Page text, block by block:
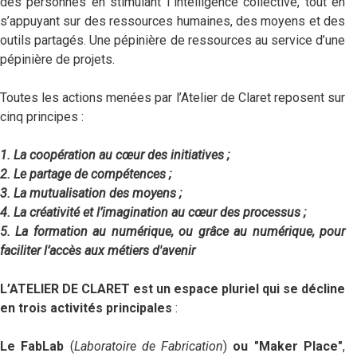
s’appuyant sur des ressources humaines, des moyens et des
outils partagés. Une pépinière de ressources au service d’une
pépinière de projets.
Toutes les actions menées par l’Atelier de Claret reposent sur
cinq principes :
1. La coopération au cœur des initiatives ;
2. Le partage de compétences ;
3. La mutualisation des moyens ;
4. La créativité et l’imagination au cœur des processus ;
5. La formation au numérique, ou grâce au numérique, pour
faciliter l’accès aux métiers d'avenir
L’ATELIER DE CLARET est un espace pluriel qui se décline
en trois activités principales :
Le FabLab (Laboratoire de Fabrication) ou "Maker Place",